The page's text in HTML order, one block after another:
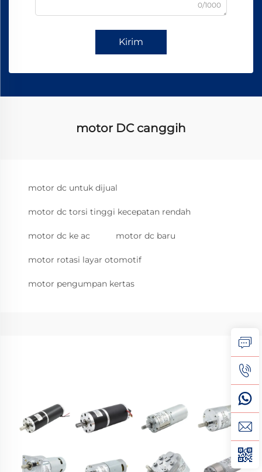
0/1000
Kirim
motor DC canggih
motor dc untuk dijual
motor dc torsi tinggi kecepatan rendah
motor dc ke ac motor dc baru
motor rotasi layar otomotif
motor pengumpan kertas